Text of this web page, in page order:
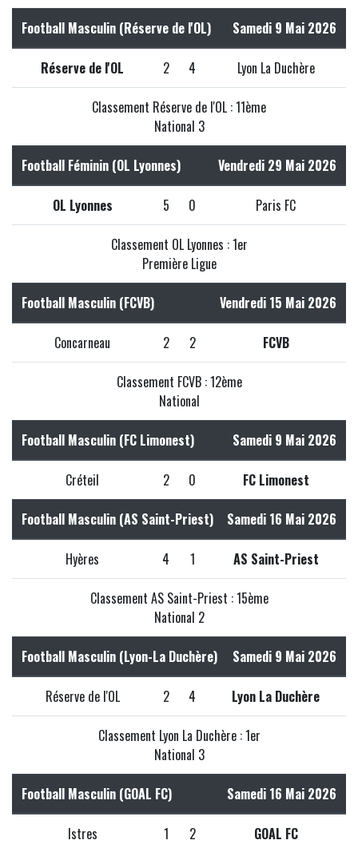
Football Masculin (Réserve de l'OL) Samedi 9 Mai 2026
Réserve de l'OL 2 4 Lyon La Duchère
Classement Réserve de l'OL : 11ème
National 3
Football Féminin (OL Lyonnes) Vendredi 29 Mai 2026
OL Lyonnes 5 0 Paris FC
Classement OL Lyonnes : 1er
Première Ligue
Football Masculin (FCVB) Vendredi 15 Mai 2026
Concarneau 2 2 FCVB
Classement FCVB : 12ème
National
Football Masculin (FC Limonest) Samedi 9 Mai 2026
Créteil 2 0 FC Limonest
Football Masculin (AS Saint-Priest) Samedi 16 Mai 2026
Hyères 4 1 AS Saint-Priest
Classement AS Saint-Priest : 15ème
National 2
Football Masculin (Lyon-La Duchère) Samedi 9 Mai 2026
Réserve de l'OL 2 4 Lyon La Duchère
Classement Lyon La Duchère : 1er
National 3
Football Masculin (GOAL FC) Samedi 16 Mai 2026
Istres 1 2 GOAL FC